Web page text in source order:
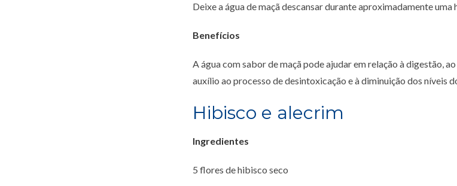
Deixe a água de maçã descansar durante aproximadamente uma
Benefícios
A água com sabor de maçã pode ajudar em relação à digestão,
auxílio ao processo de desintoxicação e à diminuição dos níveis
Hibisco e alecrim
Ingredientes
5 flores de hibisco seco